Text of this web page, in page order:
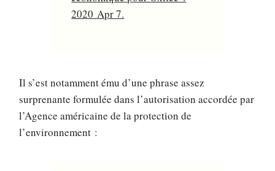
2020 Apr 7.
Il s’est notamment ému d’une phrase assez
surprenante formulée dans l’autorisation accordée par
l’Agence américaine de la protection de
l’environnement :